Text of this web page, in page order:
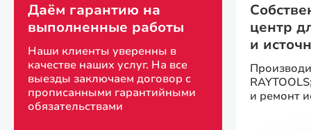
Даём гарантию на
выполненные работы
Наши клиенты уверенны в
качестве наших услуг. На все
выезды заключаем договор с
прописанными гарантийными
обязательствами
центр
и
и ремонт